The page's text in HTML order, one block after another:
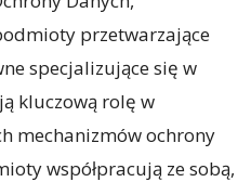
przetwarzające
specjalizujące się w
kluczową rolę w
mechanizmów ochrony
współpracują ze sobą,